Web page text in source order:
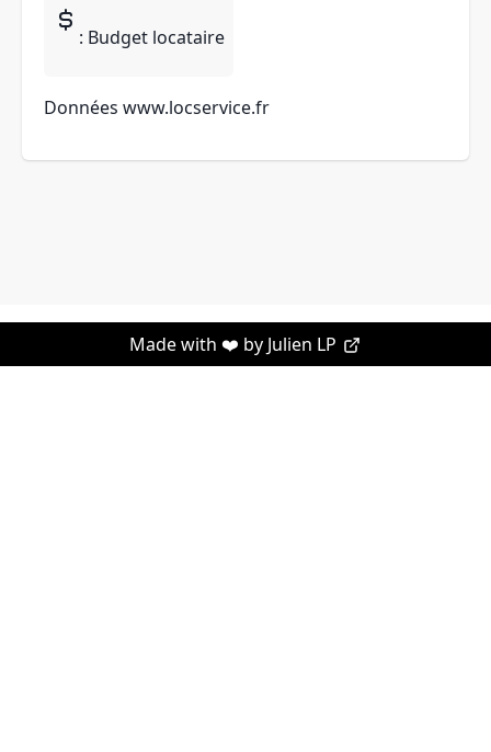
: Budget locataire
Données www.locservice.fr
Made with ❤️ by Julien LP